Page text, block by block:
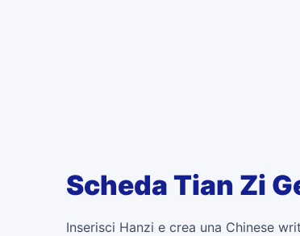
Scheda Tian Zi
Inserisci Hanzi e crea una Chinese